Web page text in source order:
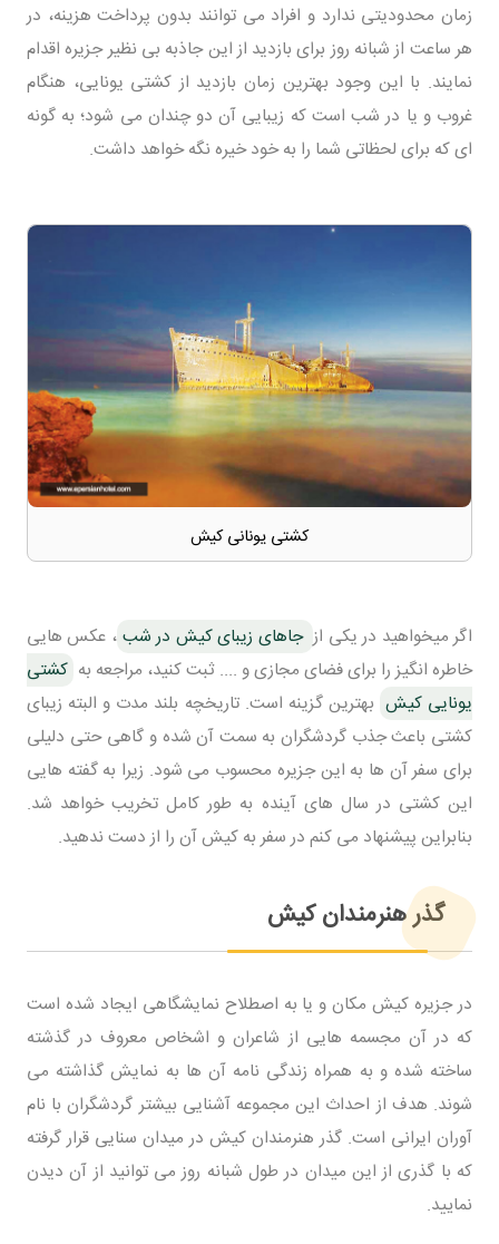
زمان محدودیتی ندارد و افراد می توانند بدون پرداخت هزینه، در
هر ساعت از شبانه روز برای بازدید از این جاذبه بی نظیر جزیره اقدام
نمایند. با این وجود بهترین زمان بازدید از کشتی یونایی، هنگام
غروب و یا در شب است که زیبایی آن دو چندان می شود؛ به گونه
ای که برای لحظاتی شما را به خود خیره نگه خواهد داشت.
کشتی یونانی کیش
اگر میخواهید در یکی از جاهای زیبای کیش در شب، عکس هایی
خاطره انگیز را برای فضای مجازی و .... ثبت کنید، مراجعه به کشتی
یونایی کیش بهترین گزینه است. تاریخچه بلند مدت و البته زیبای
کشتی باعث جذب گردشگران به سمت آن شده و گاهی حتی دلیلی
برای سفر آن ها به این جزیره محسوب می شود. زیرا به گفته هایی
این کشتی در سال های آینده به طور کامل تخریب خواهد شد.
بنابراین پیشنهاد می کنم در سفر به کیش آن را از دست ندهید.
گذر هنرمندان کیش
در جزیره کیش مکان و یا به اصطلاح نمایشگاهی ایجاد شده است
که در آن مجسمه هایی از شاعران و اشخاص معروف در گذشته
ساخته شده و به همراه زندگی نامه آن ها به نمایش گذاشته می
شوند. هدف از احداث این مجموعه آشنایی بیشتر گردشگران با نام
آوران ایرانی است. گذر هنرمندان کیش در میدان سنایی قرار گرفته
که با گذری از این میدان در طول شبانه روز می توانید از آن دیدن
نمایید.